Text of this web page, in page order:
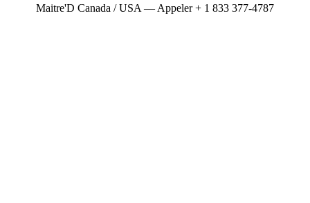
Maitre'D Canada / USA — Appeler + 1 833 377-4787